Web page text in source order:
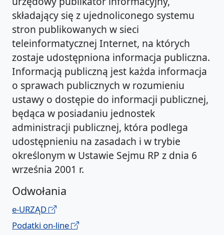
składający się z ujednoliconego systemu
stron publikowanych w sieci
teleinformatycznej Internet, na których
zostaje udostępniona informacja publiczna.
Informacją publiczną jest każda informacja
o sprawach publicznych w rozumieniu
ustawy o dostępie do informacji publicznej,
będąca w posiadaniu jednostek
administracji publicznej, która podlega
udostępnieniu na zasadach i w trybie
określonym w Ustawie Sejmu RP z dnia 6
września 2001 r.
Odwołania
e-URZĄD
Podatki on-line